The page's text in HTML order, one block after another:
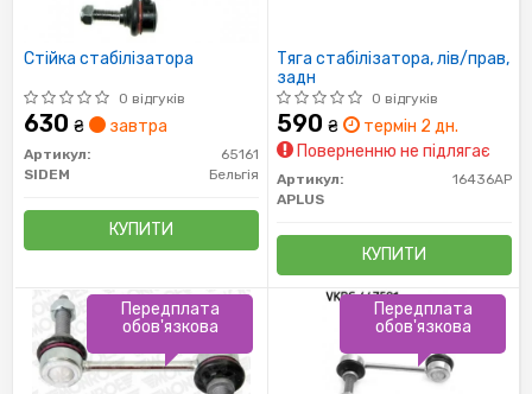
Стійка стабілізатора
0 відгуків
630 ₴ завтра
Артикул:
65161
SIDEM
Бельгія
КУПИТИ
Тяга стабілізатора, лів/прав,
задн
0 відгуків
590 ₴
термін 2 дн.
Поверненню не підлягає
Артикул:
16436AP
APLUS
КУПИТИ
Передплата
обов'язкова
Передплата
обов'язкова